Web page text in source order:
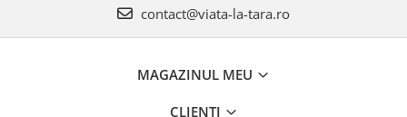
contact@viata-la-tara.ro
MAGAZINUL MEU
CLIENTI